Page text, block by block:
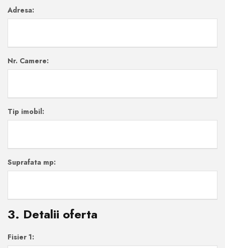
Adresa:
Nr. Camere:
Tip imobil:
Suprafata mp:
3. Detalii oferta
Fisier 1: